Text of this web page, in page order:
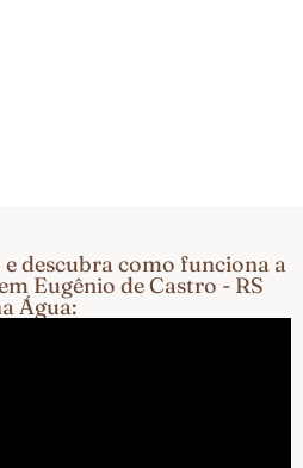
descubra como funciona a
Eugênio de Castro - RS
Água: